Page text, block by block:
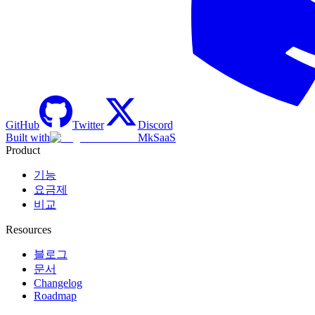
GitHub Twitter
Discord
Built with
MkSaaS
Product
기능
요금제
비교
Resources
블로그
문서
Changelog
Roadmap